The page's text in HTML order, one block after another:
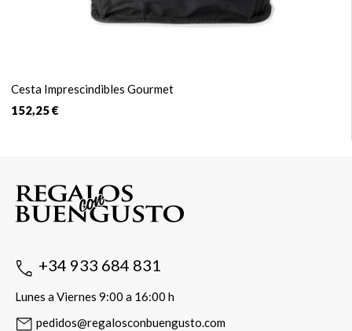
Cesta Imprescindibles Gourmet
152,25 €
+34 933 684 831
Lunes a Viernes 9:00 a 16:00 h
pedidos@regalosconbuengusto.com